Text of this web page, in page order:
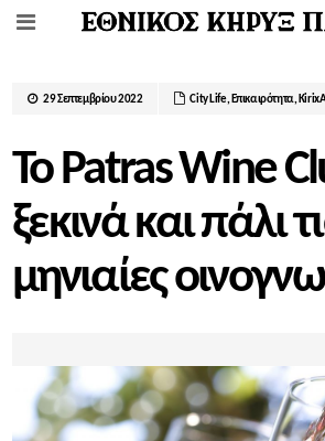
29 Σεπτεμβρίου 2022 City Life, Επικαιρότητα,
Το Patras Wine
ξεκινά και πάλι
µηνιαίες